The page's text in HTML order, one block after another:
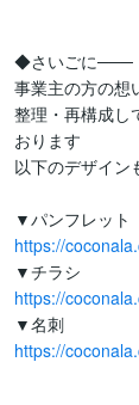
◆さいごに───
事業主の方の想
整理・再構成し
おります
以下のデザイン
https://
https://
https://